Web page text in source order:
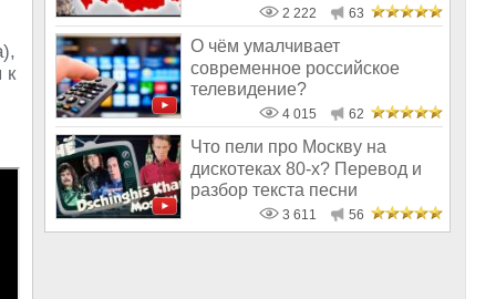
к
2 222 63
О чём умалчивает
современное российское
телевидение?
4 015 62
Что пели про Москву на
дискотеках 80-х? Перевод и
разбор текста песни
Чингисхан – «
3 611 56